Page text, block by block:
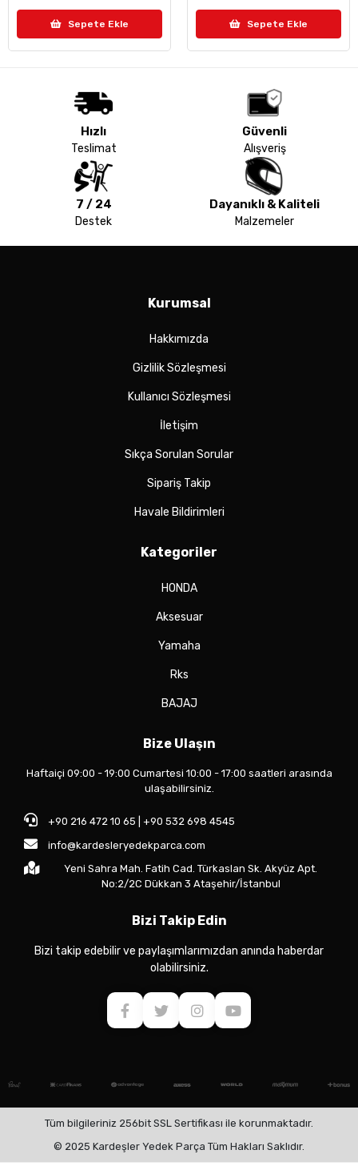
Sepete Ekle Sepete Ekle
Hızlı
Teslimat
Güvenli
Alışveriş
7 / 24
Destek
Dayanıklı & Kaliteli
Malzemeler
Kurumsal
Hakkımızda
Gizlilik Sözleşmesi
Kullanıcı Sözleşmesi
İletişim
Sıkça Sorulan Sorular
Sipariş Takip
Havale Bildirimleri
Kategoriler
HONDA
Aksesuar
Yamaha
Rks
BAJAJ
Bize Ulaşın
Haftaiçi 09:00 - 19:00 Cumartesi 10:00 - 17:00 saatleri arasında
ulaşabilirsiniz.
+90 216 472 10 65 | +90 532 698 4545
info@kardesleryedekparca.com
Yeni Sahra Mah. Fatih Cad. Türkaslan Sk. Akyüz Apt.
No:2/2C Dükkan 3 Ataşehir/İstanbul
Bizi Takip Edin
Bizi takip edebilir ve paylaşımlarımızdan anında haberdar
olabilirsiniz.
Tüm bilgileriniz 256bit SSL Sertifikası ile korunmaktadır.
© 2025 Kardeşler Yedek Parça Tüm Hakları Saklıdır.